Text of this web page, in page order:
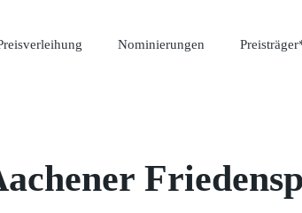
Nominierungen